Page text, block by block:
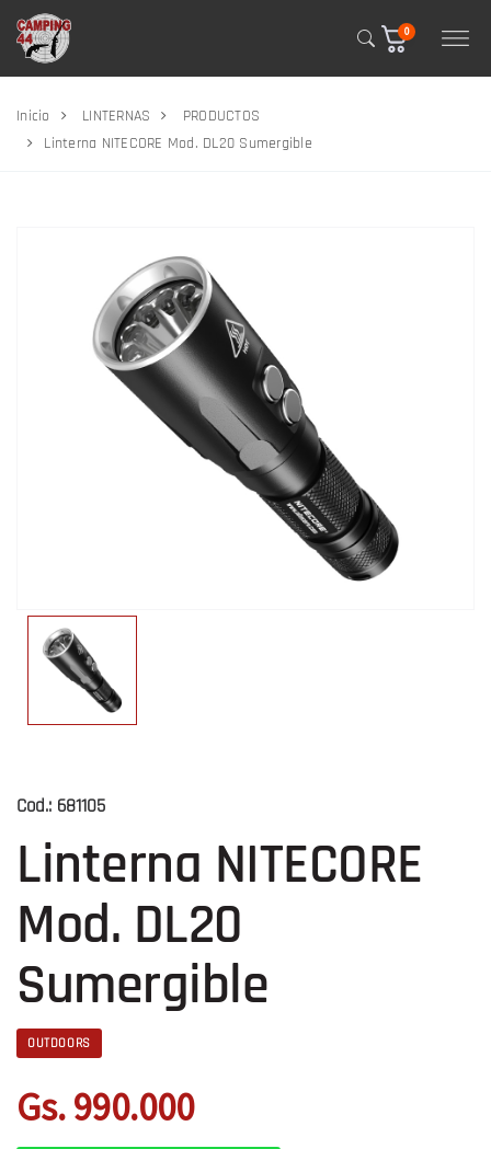
0
Inicio LINTERNAS
PRODUCTOS
Linterna NITECORE Mod. DL20 Sumergible
Cod.: 681105
Linterna NITECORE
Mod. DL20
Sumergible
OUTDOORS
Gs. 990.000